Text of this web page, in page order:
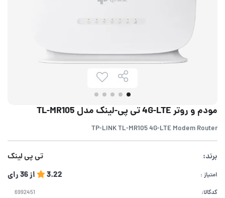
مودم و روتر 4G-LTE تی پی-لینک مدل TL-MR105
TP-LINK TL-MR105 4G-LTE Modem Router
برند: تی پی لینک
امتیاز : 3.22 از36رای
کدکالا: